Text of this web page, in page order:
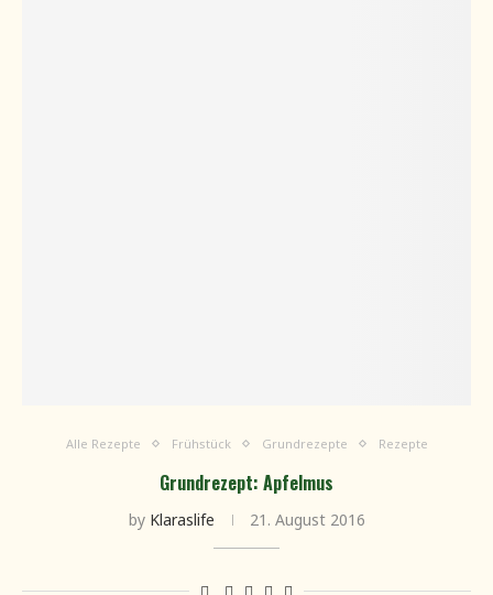
Alle Rezepte Frühstück Grundrezepte Rezepte
Grundrezept: Apfelmus
by Klaraslife 21. August 2016